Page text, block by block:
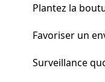
Plantez la
Favoriser un
Surveillance